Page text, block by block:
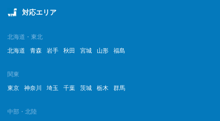
2023年3月
2023年2月
対応エリア
北海道・東北
北海道
青森 岩手 秋田 宮城 山形 福島
関東
東京
神奈川 埼玉 千葉 茨城 栃木 群馬
中部・北陸